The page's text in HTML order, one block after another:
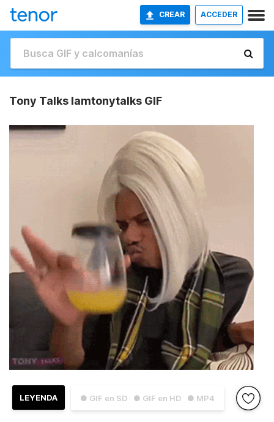
CREAR ACCEDER
Tony Talks Iamtonytalks GIF
● GIF en SD ● GIF en HD ● MP4
LEYENDA